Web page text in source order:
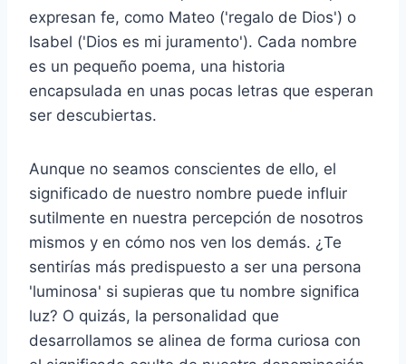
expresan fe, como Mateo ('regalo de Dios') o
Isabel ('Dios es mi juramento'). Cada nombre
es un pequeño poema, una historia
encapsulada en unas pocas letras que esperan
ser descubiertas.
Aunque no seamos conscientes de ello, el
significado de nuestro nombre puede influir
sutilmente en nuestra percepción de nosotros
mismos y en cómo nos ven los demás. ¿Te
sentirías más predispuesto a ser una persona
'luminosa' si supieras que tu nombre significa
luz? O quizás, la personalidad que
desarrollamos se alinea de forma curiosa con